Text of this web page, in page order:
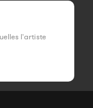
l'artiste